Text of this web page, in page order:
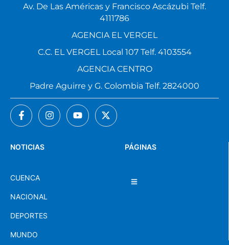
PÁGINAS
NOTICIAS
CUENCA
NACIONAL
DEPORTES
MUNDO
Av. De Las Américas y Francisco Ascázubi Telf.
4111786
AGENCIA EL VERGEL
C.C. EL VERGEL Local 107 Telf. 4103554
AGENCIA CENTRO
Padre Aguirre y G. Colombia Telf. 2824000